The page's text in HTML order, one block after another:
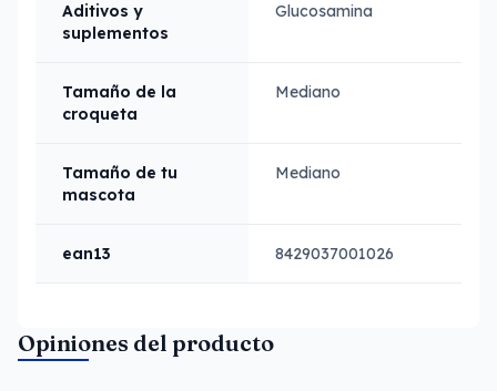
Aditivos y
suplementos
Glucosamina
Tamaño de la
croqueta
Mediano
Tamaño de tu
mascota
Mediano
ean13 8429037001026
Opiniones del producto